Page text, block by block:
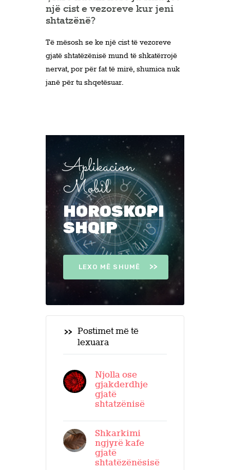
një cist e vezoreve kur jeni
shtatzënë?
Të mësosh se ke një cist të vezoreve
gjatë shtatëzënisë mund të shkatërrojë
nervat, por për fat të mirë, shumica nuk
janë për tu shqetësuar.
Aplikacion
Mobil
HOROSKOPI
SHQIP
LEXO MË SHUMË
Postimet më të
lexuara
Njolla ose
gjakderdhje
gjatë
shtatzënisë
Shkarkimi
ngjyrë kafe
gjatë
shtatëzënësisë